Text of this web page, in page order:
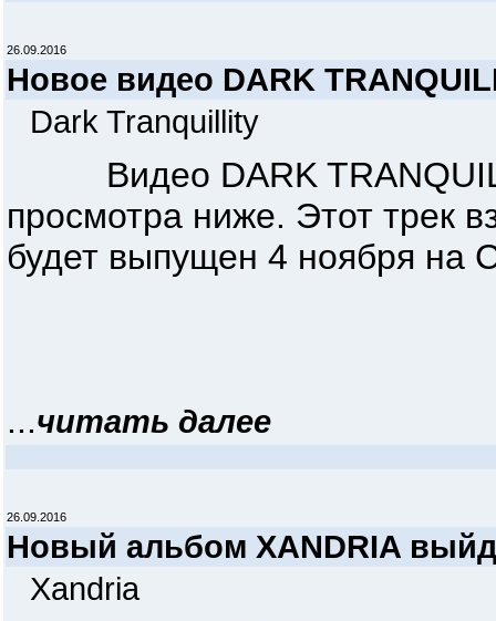
26.09.2016
Новое видео DARK
Dark Tranquillity
Видео DARK
просмотра ниже. Этот трек
будет выпущен 4 ноября на
...читать далее
26.09.2016
Новый альбом XANDRIA
Xandria